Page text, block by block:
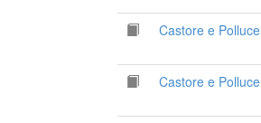
Castore e Polluce
Castore e Polluce